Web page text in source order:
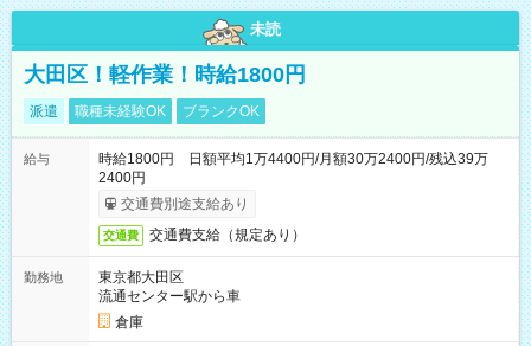
未読
大田区！軽作業！時給1800円
派遣 職種未経験OK ブランクOK
給与
時給1800円 日額平均1万4400円/月額30万2400円/残込39万
2400円
交通費別途支給あり
交通費 交通費支給（規定あり）
勤務地
東京都大田区
流通センター駅から車
倉庫